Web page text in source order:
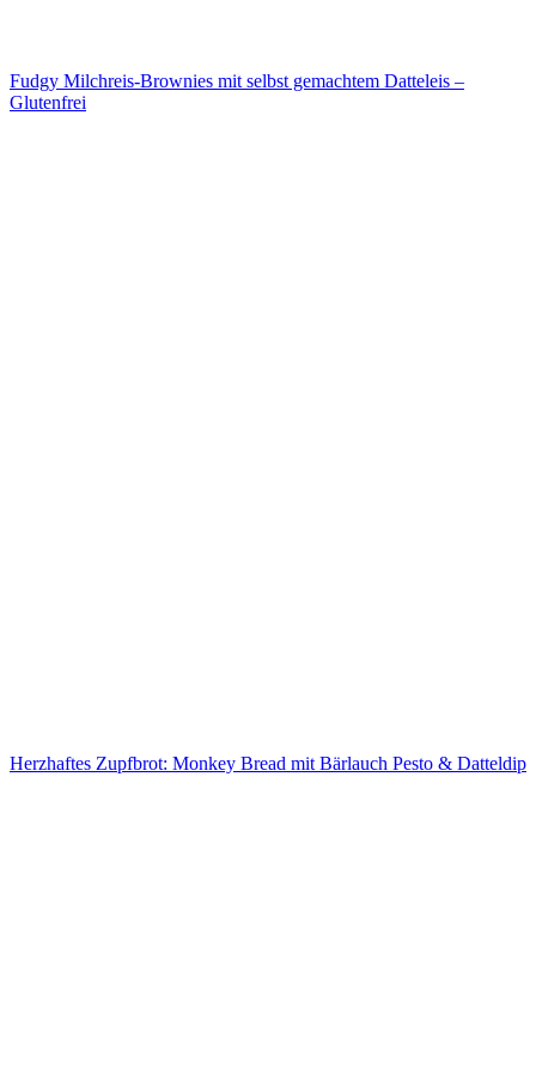
Fudgy Milchreis-Brownies mit selbst gemachtem Datteleis –
Glutenfrei
Herzhaftes Zupfbrot: Monkey Bread mit Bärlauch Pesto & Datteldip